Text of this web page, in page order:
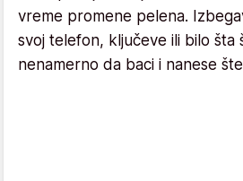
vreme promene pelena.
svoj telefon, ključeve ili bilo šta
nenamerno da baci i nanese